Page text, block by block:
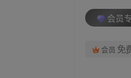
会员
会员 免